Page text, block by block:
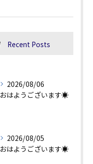
Recent Posts
2026/08/06
おはようございます☀
2026/08/05
おはようございます☀